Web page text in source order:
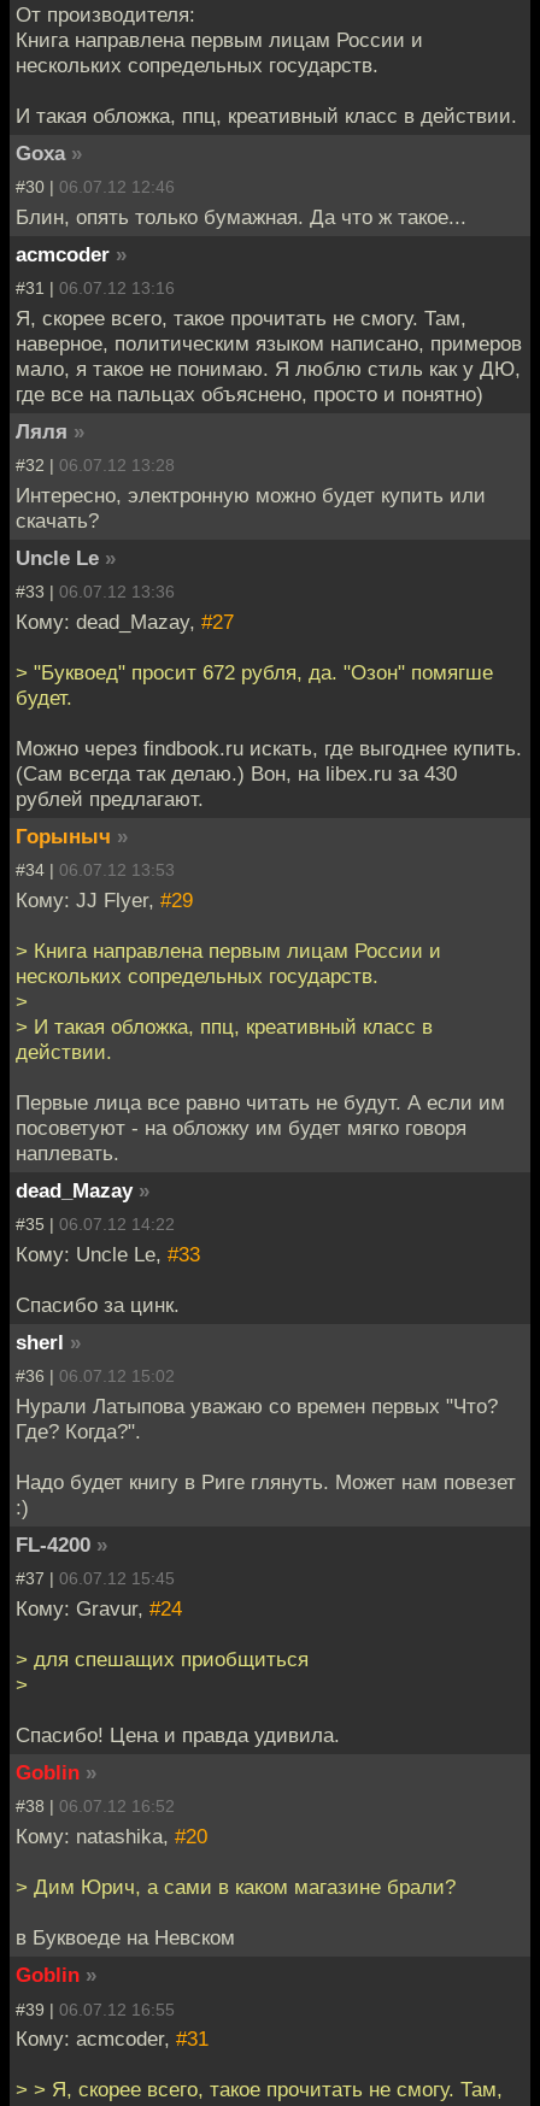
От производителя:
Книга направлена первым лицам России и
нескольких сопредельных государств.
И такая обложка, ппц, креативный класс в действии.
Goxa »
#30 | 06.07.12 12:46
Блин, опять только бумажная. Да что ж такое...
acmcoder »
#31 | 06.07.12 13:16
Я, скорее всего, такое прочитать не смогу. Там,
наверное, политическим языком написано, примеров
мало, я такое не понимаю. Я люблю стиль как у ДЮ,
где все на пальцах объяснено, просто и понятно)
Ляля »
#32 | 06.07.12 13:28
Интересно, электронную можно будет купить или
скачать?
Uncle Le »
#33 | 06.07.12 13:36
Кому: dead_Mazay, #27
> "Буквоед" просит 672 рубля, да. "Озон" помягше
будет.
Можно через findbook.ru искать, где выгоднее купить.
(Сам всегда так делаю.) Вон, на libex.ru за 430
рублей предлагают.
Горыныч »
#34 | 06.07.12 13:53
Кому: JJ Flyer, #29
> Книга направлена первым лицам России и
нескольких сопредельных государств.
>
> И такая обложка, ппц, креативный класс в
действии.
Первые лица все равно читать не будут. А если им
посоветуют - на обложку им будет мягко говоря
наплевать.
dead_Mazay »
#35 | 06.07.12 14:22
Кому: Uncle Le, #33
Спасибо за цинк.
sherl »
#36 | 06.07.12 15:02
Нурали Латыпова уважаю со времен первых "Что?
Где? Когда?".
Надо будет книгу в Риге глянуть. Может нам повезет
:)
FL-4200 »
#37 | 06.07.12 15:45
Кому: Gravur, #24
> для спешащих приобщиться
>
Спасибо! Цена и правда удивила.
Goblin »
#38 | 06.07.12 16:52
Кому: natashika, #20
> Дим Юрич, а сами в каком магазине брали?
в Буквоеде на Невском
Goblin »
#39 | 06.07.12 16:55
Кому: acmcoder, #31
> > Я, скорее всего, такое прочитать не смогу. Там,